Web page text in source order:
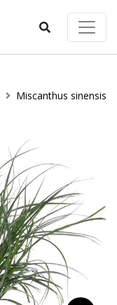
Miscanthus sinensis